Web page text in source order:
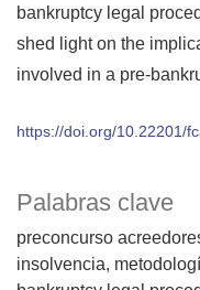
Palabras clave
preconcurso
insolvencia
bankruptcy legal
shed light on the
involved in a pre-
https://doi.org/10.22201/